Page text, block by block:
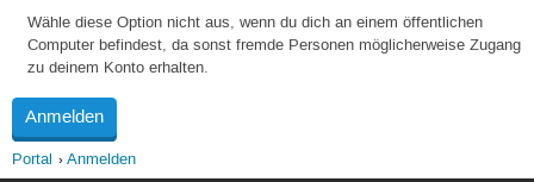
Wähle diese Option nicht aus, wenn du dich an einem öffentlichen
Computer befindest, da sonst fremde Personen möglicherweise Zugang
zu deinem Konto erhalten.
Portal Anmelden